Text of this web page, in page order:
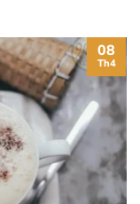
08
Th4